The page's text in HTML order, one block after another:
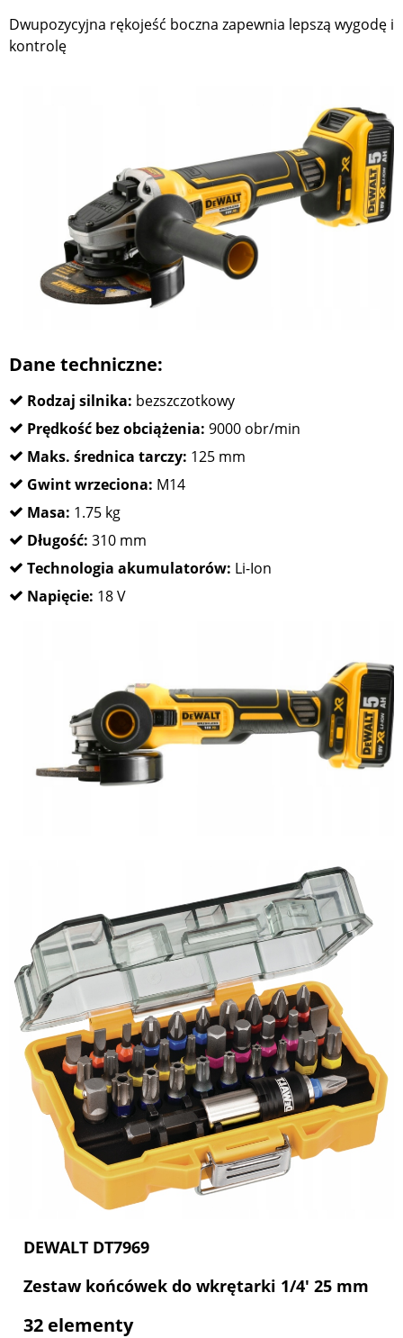
Dwupozycyjna rękojeść boczna zapewnia lepszą wygodę i
kontrolę
Dane techniczne:
Rodzaj silnika: bezszczotkowy
Prędkość bez obciążenia: 9000 obr/min
Maks. średnica tarczy: 125 mm
Gwint wrzeciona: M14
Masa: 1.75 kg
Długość: 310 mm
Technologia akumulatorów: Li-Ion
Napięcie: 18 V
DEWALT DT7969
Zestaw końcówek do wkrętarki 1/4' 25 mm
32 elementy